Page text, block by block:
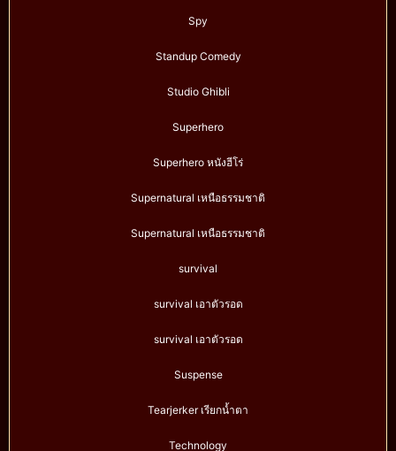
Spy
Standup Comedy
Studio Ghibli
Superhero
Superhero หนังฮีโร่
Supernatural เหนือธรรมชาติ
Supernatural เหนือธรรมชาติ
survival
survival เอาตัวรอด
survival เอาตัวรอด
Suspense
Tearjerker เรียกน้ำตา
Technology